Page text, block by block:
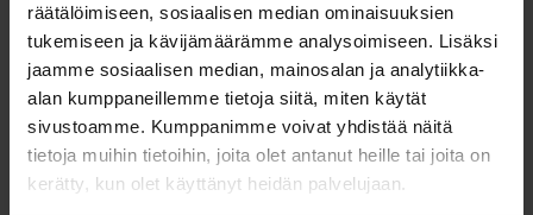
räätälöimiseen, sosiaalisen median ominaisuuksien
tukemiseen ja kävijämäärämme analysoimiseen. Lisäksi
jaamme sosiaalisen median, mainosalan ja analytiikka-
alan kumppaneillemme tietoja siitä, miten käytät
sivustoamme. Kumppanimme voivat yhdistää näitä
tietoja muihin tietoihin, joita olet antanut heille tai joita on
kerätty, kun olet käyttänyt heidän palvelujaan.
Putkiremonttibarometrin tulokset osoittavat tehomaksujen
keskimäärin nostaneen kiinteistösähkön kokonaiskustannuksia
niissä taloyhtiöissä, joissa maksua peritään.
– Teoriassa tehomaksullinen sopimus voi olla taloyhtiölle myös
edullisempi kuin sellainen, jossa tehomaksua ei ole. Tämä kuitenkin
vaatii sitä, että taloyhtiö onnistuu tasaamaan sähkönkulutustaan
siten, ettei se aiheuta suuria tehopiikkejä. Tällainen näyttäisi